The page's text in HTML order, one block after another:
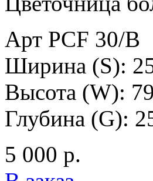
Арт PCF 30/B
Ширина (S):
Высота (W):
Глубина (G):
5 000 р.